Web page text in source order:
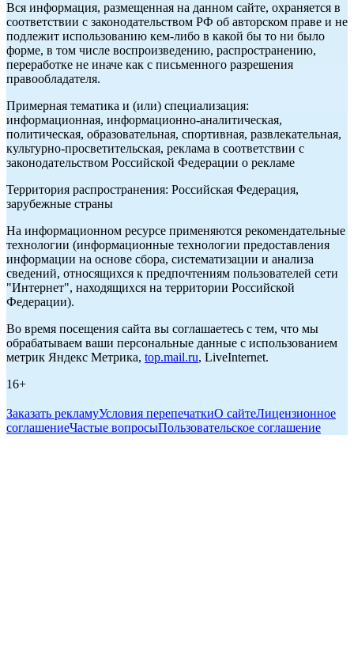
Вся информация, размещенная на данном сайте, охраняется в
соответствии с законодательством РФ об авторском праве и не
подлежит использованию кем-либо в какой бы то ни было
форме, в том числе воспроизведению, распространению,
переработке не иначе как с письменного разрешения
правообладателя.
Примерная тематика и (или) специализация:
информационная, информационно-аналитическая,
политическая, образовательная, спортивная, развлекательная,
культурно-просветительская, реклама в соответствии с
законодательством Российской Федерации о рекламе
Территория распространения: Российская Федерация,
зарубежные страны
На информационном ресурсе применяются рекомендательные
технологии (информационные технологии предоставления
информации на основе сбора, систематизации и анализа
сведений, относящихся к предпочтениям пользователей сети
"Интернет", находящихся на территории Российской
Федерации).
Во время посещения сайта вы соглашаетесь с тем, что мы
обрабатываем ваши персональные данные с использованием
метрик Яндекс Метрика, top.mail.ru, LiveInternet.
16+
Заказать рекламуУсловия перепечаткиО сайтеЛицензионное
соглашениеЧастые вопросыПользовательское соглашение